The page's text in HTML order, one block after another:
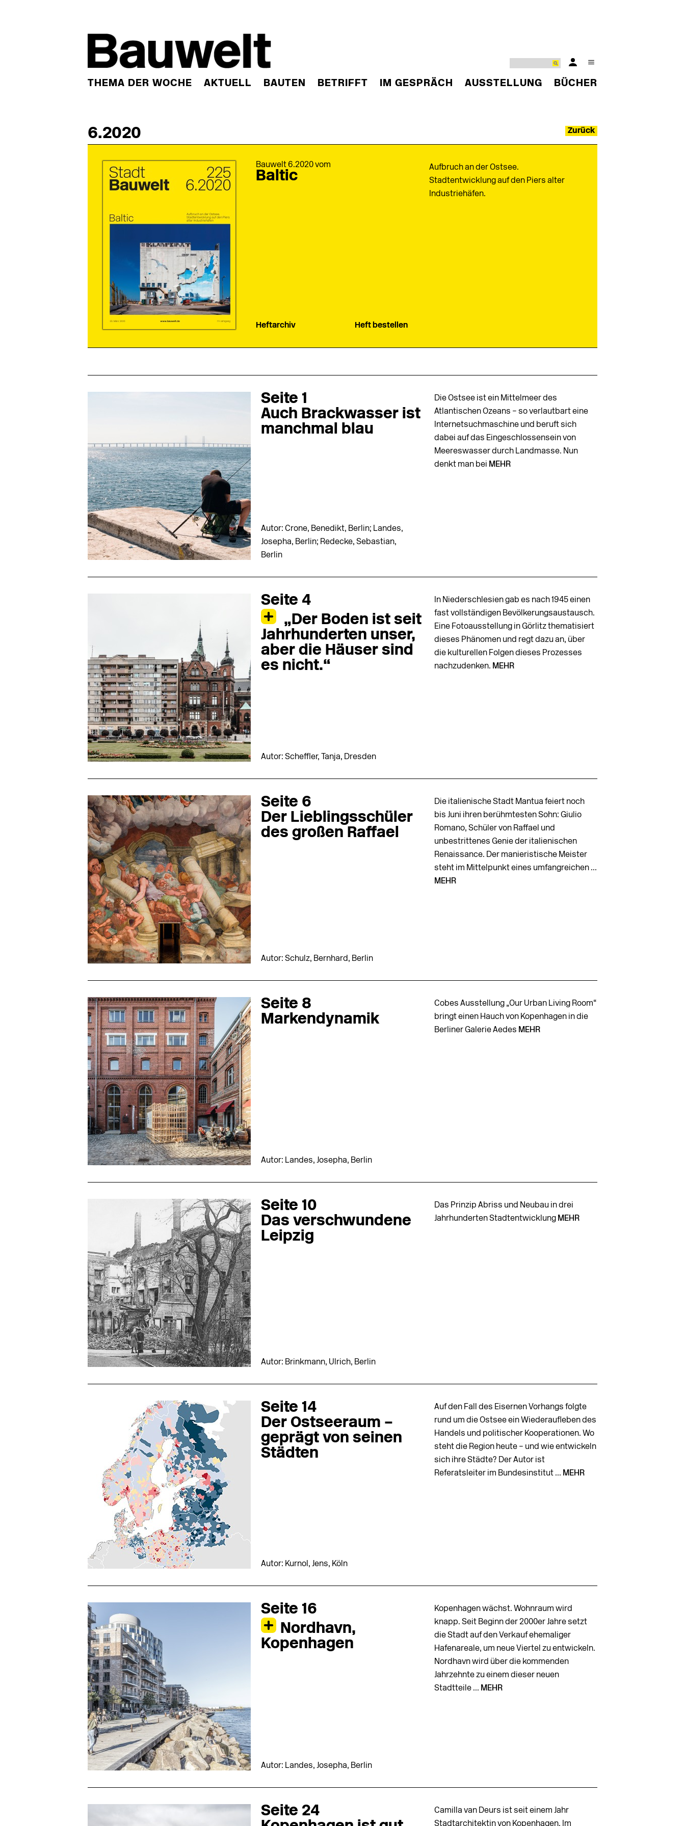
THEMA DER WOCHE AKTUELL BAUTEN BETRIFFT IM GESPRÄCH AUSSTELLUNG BÜCHER
6.2020 Zurück
Bauwelt 6.2020 vom
Baltic
Heftarchiv Heft bestellen
Aufbruch an der Ostsee.
Stadtentwicklung auf den Piers alter
Industriehäfen.
Seite 1
Auch Brackwasser ist
manchmal blau
Autor: Crone, Benedikt, Berlin; Landes,
Josepha, Berlin; Redecke, Sebastian,
Berlin
Die Ostsee ist ein Mittelmeer des
Atlantischen Ozeans – so verlautbart eine
Internetsuchmaschine und beruft sich
dabei auf das Eingeschlossensein von
Meereswasser durch Landmasse. Nun
denkt man bei MEHR
Seite 4
„Der Boden ist seit
Jahrhunderten unser,
aber die Häuser sind
es nicht.“
Autor: Scheffler, Tanja, Dresden
In Niederschlesien gab es nach 1945 einen
fast vollständigen Bevölkerungsaustausch.
Eine Fotoausstellung in Görlitz thematisiert
dieses Phänomen und regt dazu an, über
die kulturellen Folgen dieses Prozesses
nachzudenken. MEHR
Seite 6
Der Lieblingsschüler
des großen Raffael
Autor: Schulz, Bernhard, Berlin
Die italienische Stadt Mantua feiert noch
bis Juni ihren berühmtesten Sohn: Giulio
Romano, Schüler von Raffael und
unbestrittenes Genie der italienischen
Renaissance. Der manieristische Meister
steht im Mittelpunkt eines umfangreichen ...
MEHR
Seite 8
Markendynamik
Autor: Landes, Josepha, Berlin
Cobes Ausstellung „Our Urban Living Room“
bringt einen Hauch von Kopenhagen in die
Berliner Galerie Aedes MEHR
Seite 10
Das verschwundene
Leipzig
Autor: Brinkmann, Ulrich, Berlin
Das Prinzip Abriss und Neubau in drei
Jahrhunderten Stadtentwicklung MEHR
Seite 14
Der Ostseeraum –
geprägt von seinen
Städten
Autor: Kurnol, Jens, Köln
Auf den Fall des Eisernen Vorhangs folgte
rund um die Ostsee ein Wiederaufleben des
Handels und politischer Kooperationen. Wo
steht die Region heute – und wie entwickeln
sich ihre Städte? Der Autor ist
Referatsleiter im Bundesinstitut ... MEHR
Seite 16
Nordhavn,
Kopenhagen
Autor: Landes, Josepha, Berlin
Kopenhagen wächst. Wohnraum wird
knapp. Seit Beginn der 2000er Jahre setzt
die Stadt auf den Verkauf ehemaliger
Hafenareale, um neue Viertel zu entwickeln.
Nordhavn wird über die kommenden
Jahrzehnte zu einem dieser neuen
Stadtteile ... MEHR
Seite 24
Camilla van Deurs ist seit einem Jahr
Stadtarchitektin von Kopenhagen. Im